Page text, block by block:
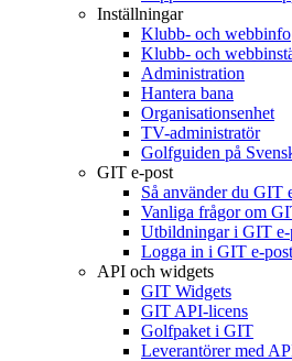
Inställningar
Klubb- och webbinfo
Klubb- och
Administration
Hantera bana
Organisationsenhet
TV-administratör
Golfguiden på
GIT e-post
Så använder du GIT
Vanliga frågor om
Utbildningar i GIT e-
Logga in i GIT e-post
API och widgets
GIT Widgets
GIT API-licens
Golfpaket i GIT
Leverantörer med